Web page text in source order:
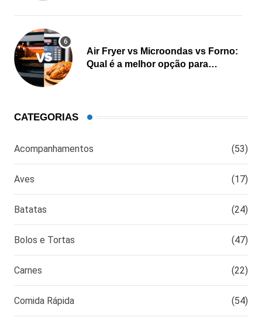
Air Fryer vs Microondas vs Forno:
Qual é a melhor opção para
CATEGORIAS
Acompanhamentos (53)
Aves (17)
Batatas (24)
Bolos e Tortas (47)
Carnes (22)
Comida Rápida (54)